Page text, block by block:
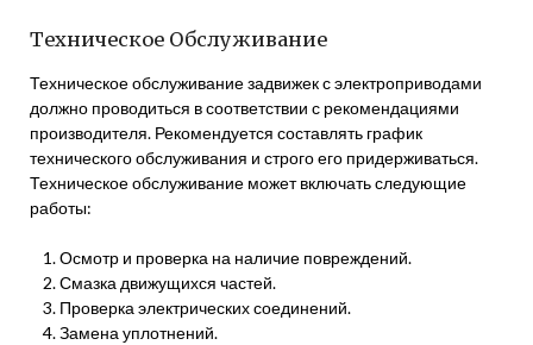
Техническое Обслуживание
Техническое обслуживание задвижек с электроприводами
должно проводиться в соответствии с рекомендациями
производителя. Рекомендуется составлять график
технического обслуживания и строго его придерживаться.
Техническое обслуживание может включать следующие
работы:
Осмотр и проверка на наличие повреждений.
Смазка движущихся частей.
Проверка электрических соединений.
Замена уплотнений.